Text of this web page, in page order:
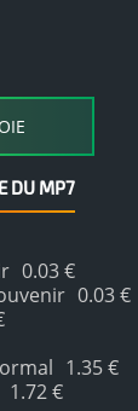
DU MP7
0.03 €
0.03 €
1.35 €
1.72 €